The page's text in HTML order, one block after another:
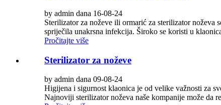
by admin dana 16-08-24
Sterilizator za noževe ili ormarić za sterilizator noževa
spriječila unakrsna infekcija. Široko se koristi u
Pročitajte više
Sterilizator za noževe
by admin dana 09-08-24
Higijena i sigurnost klaonica je od velike važnosti za
Najnoviji sterilizator noževa naše kompanije može da